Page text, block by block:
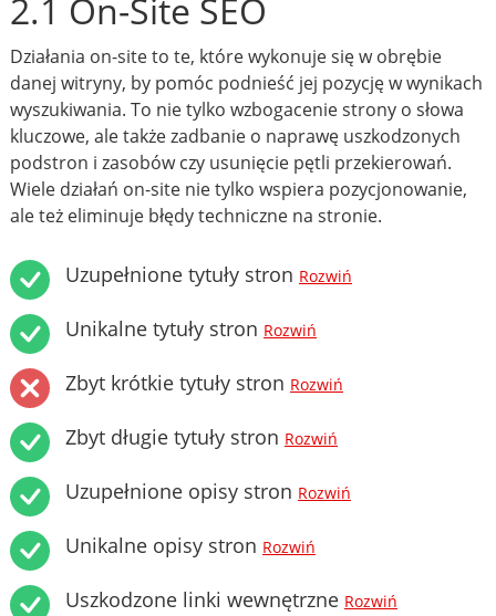
2.1 On-Site SEO
Działania on-site to te, które wykonuje się w obrębie
danej witryny, by pomóc podnieść jej pozycję w wynikach
wyszukiwania. To nie tylko wzbogacenie strony o słowa
kluczowe, ale także zadbanie o naprawę uszkodzonych
podstron i zasobów czy usunięcie pętli przekierowań.
Wiele działań on-site nie tylko wspiera pozycjonowanie,
ale też eliminuje błędy techniczne na stronie.
Uzupełnione tytuły stron Rozwiń
Unikalne tytuły stron Rozwiń
Zbyt krótkie tytuły stron Rozwiń
Zbyt długie tytuły stron Rozwiń
Uzupełnione opisy stron Rozwiń
Unikalne opisy stron Rozwiń
Uszkodzone linki wewnętrzne Rozwiń